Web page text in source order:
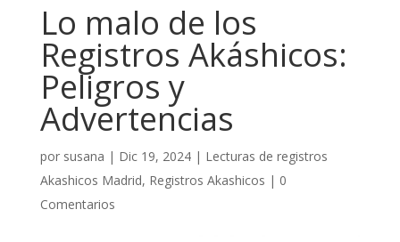
Lo malo de los
Registros Akáshicos:
Peligros y
Advertencias
por susana | Dic 19, 2024| Lecturas de registros
Akashicos Madrid, Registros Akashicos | 0
Comentarios